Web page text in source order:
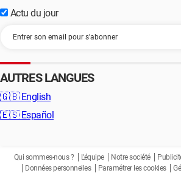
Actu du jour
AUTRES LANGUES
🇬🇧 English
🇪🇸 Español
Qui sommes-nous ? L'équipe Notre société
Données personnelles
Paramétrer les cookies